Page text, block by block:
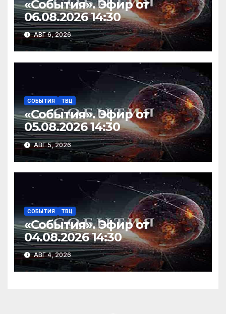
«События». Эфир от
06.08.2026 14:30
АВГ 6, 2026
СОБЫТИЯ ТВЦ
«События». Эфир от
05.08.2026 14:30
АВГ 5, 2026
СОБЫТИЯ ТВЦ
«События». Эфир от
04.08.2026 14:30
АВГ 4, 2026